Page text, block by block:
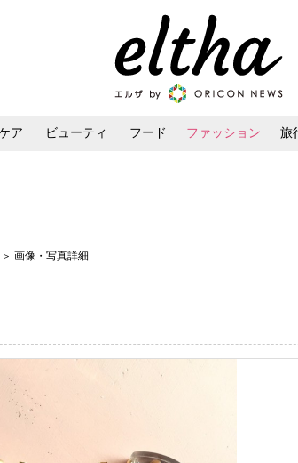
ア ビューティ フード ファッション 旅
＞ 画像・写真詳細